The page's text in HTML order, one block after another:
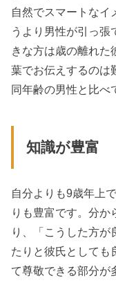
自然でスマートなイ
うより男性が引っ
きな方は歳の離れた
葉でお伝えするのは
同年齢の男性と比べ
知識が豊富
自分よりも9歳年上
りも豊富です。分か
り、「こうした方
たりと彼氏としても
て尊敬できる部分が